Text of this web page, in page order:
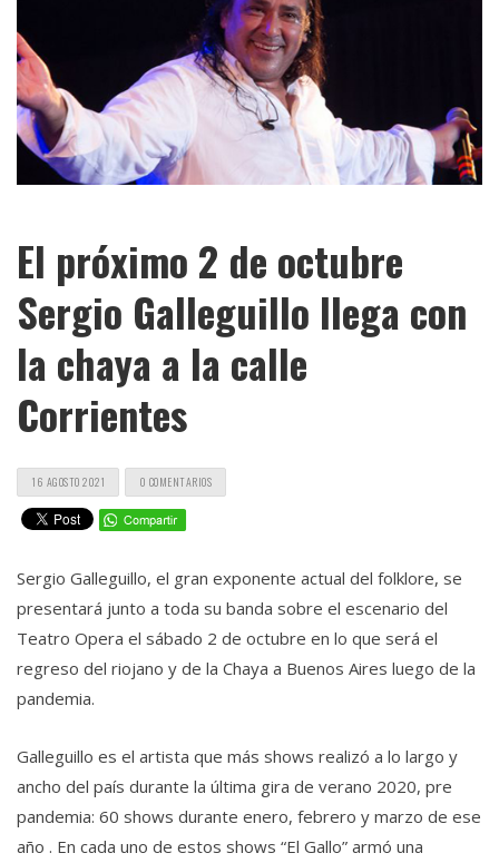
El próximo 2 de octubre
Sergio Galleguillo llega con
la chaya a la calle
Corrientes
16 AGOSTO 2021 0 COMENTARIOS
Sergio Galleguillo, el gran exponente actual del folklore, se
presentará junto a toda su banda sobre el escenario del
Teatro Opera el sábado 2 de octubre en lo que será el
regreso del riojano y de la Chaya a Buenos Aires luego de la
pandemia.
Galleguillo es el artista que más shows realizó a lo largo y
ancho del país durante la última gira de verano 2020, pre
pandemia: 60 shows durante enero, febrero y marzo de ese
año . En cada uno de estos shows “El Gallo” armó una